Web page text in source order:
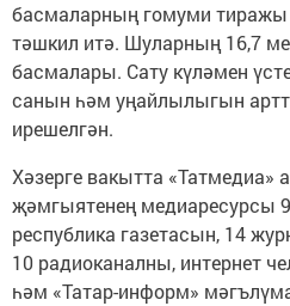
басмаларның гомуми
тәшкил итә. Шуларның 16,7
басмалары. Сату күләмен
санын һәм уңайлылыгын
ирешелгән.
Хәзерге вакытта «Татмедиа»
җәмгыятенең медиаресурсы
республика газетасын, 14
10 радиоканалны, интернет
һәм «Татар-информ»